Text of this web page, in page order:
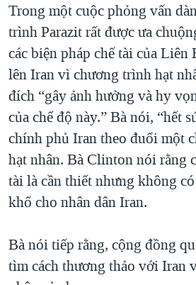
Trong một cuộc phỏng vấn
trình Parazit rất được ưa
các biện pháp chế tài của Liên
lên Iran vì chương trình hạt
đích “gây ảnh hưởng và hy
của chế độ này.” Bà nói, “hết
chính phủ Iran theo đuổi một
hạt nhân. Bà Clinton nói rằng
tài là cần thiết nhưng không
khổ cho nhân dân Iran.
Bà nói tiếp rằng, cộng đồng
tìm cách thương thảo với Iran